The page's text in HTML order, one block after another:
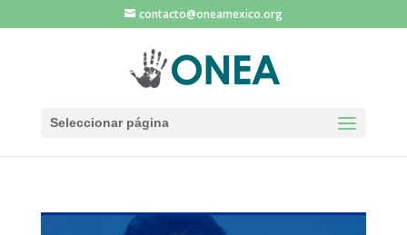
contacto@oneamexico.org
Seleccionar página